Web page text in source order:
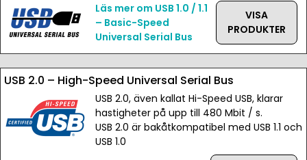
Läs mer om USB 1.0 / 1.1
– Basic-Speed
Universal Serial Bus
VISA
PRODUKTER
USB 2.0 – High-Speed Universal Serial Bus
USB 2.0, även kallat Hi-Speed USB, klarar
hastigheter på upp till 480 Mbit / s.
USB 2.0 är bakåtkompatibel med USB 1.1 och
USB 1.0